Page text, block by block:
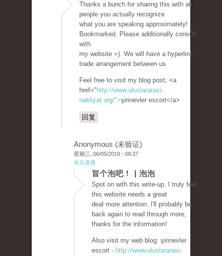
Thanks a bunch for sharing this with all
people you actually recognize
what you are speaking approximately!
Bookmarked. Please additionally consult
with
my website =). We will have a hyperlink
trade arrangement between us
Feel free to visit my blog post; <a
href=" http://www.uluslararasi-
nakliyat.org/">şirinevler escort</a>
回复
Anonymous (未验证)
星期三, 06/05/2019 - 08:37
永久连接
冒个泡吧！ | 泡泡
Spot on with this write-up, I truly feel
this website needs a great
deal more attention. I'll probably be
back again to read through more,
thanks for the information!
Also visit my web blog: şirinevler
escort - http://www.uluslararasi-